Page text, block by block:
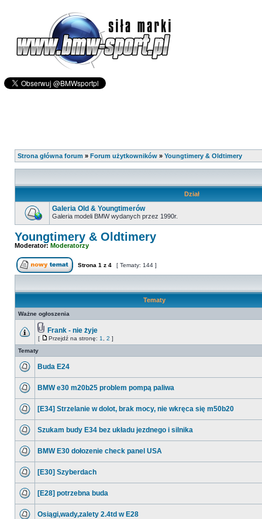
Strona główna forum » Forum użytkowników » Youngtimery & Oldtimery
Dział
Galeria Old & Youngtimerów
Galeria modeli BMW wydanych przez 1990r.
Youngtimery & Oldtimery
Moderator: Moderatorzy
Strona 1 z 4 [ Tematy: 144 ]
Tematy
Ważne ogłoszenia
Frank - nie żyje
[ Przejdź na stronę: 1 2 ]
Tematy
Buda E24
BMW e30 m20b25 problem pompą paliwa
[E34] Strzelanie w dolot, brak mocy, nie wkręca się m50b20
Szukam budy E34 bez układu jezdnego i silnika
BMW E30 dołozenie check panel USA
[E30] Szyberdach
[E28] potrzebna buda
Osiągi,wady,zalety 2.4td w E28